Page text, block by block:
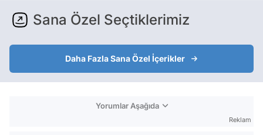
Sana Özel Seçtiklerimiz
Daha Fazla Sana Özel İçerikler
Yorumlar Aşağıda
Reklam